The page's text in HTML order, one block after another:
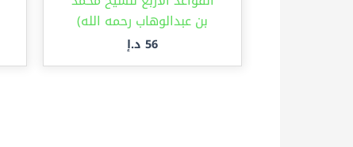
بن عبدالوهاب رحمه الله)
56 د.إ